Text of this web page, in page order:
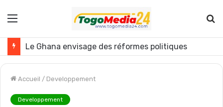
Menu
Accueil / Developpement
Developpement